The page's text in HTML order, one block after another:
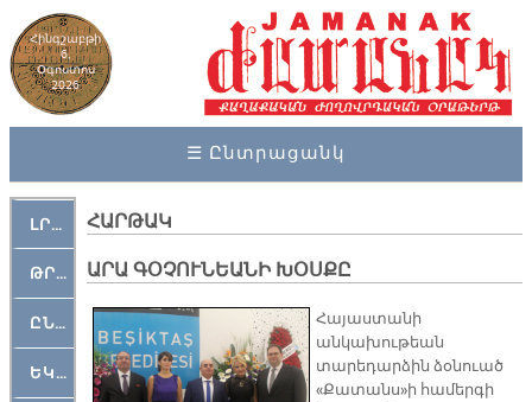
Հինգշաբթի
6,
Օգոստոս
2026
☰ Ընտրացանկ
ԼՐԱՀՈՍ
ԹՐՔԱՀԱՅ ԿԵԱՆՔ
ԸՆԿԵՐԱՄՇԱԿՈՒԹԱՅԻՆ
ԵԿԵՂԵՑԱԿԱՆ
ՀԱՐԹԱԿ
ԱՐԱ ԳՕՉՈՒՆԵԱՆԻ ԽՕՍՔԸ
Հայաստանի
անկախութեան
տարեդարձին ձօնուած
«Քատանս»ի համերգի